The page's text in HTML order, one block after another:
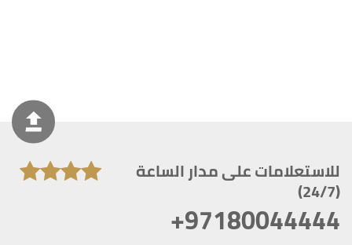
للاستعلامات على مدار الساعة
(24/7)
+97180044444